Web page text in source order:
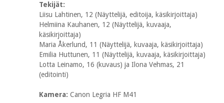
Tekijät:
Liisu Lahtinen, 12 (Näyttelijä, editoija, käsikirjoittaja)
Helmiina Kauhanen, 12 (Näyttelijä, kuvaaja,
käsikirjoittaja)
Maria Åkerlund, 11 (Näyttelijä, kuvaaja, käsikirjoittaja)
Emilia Huttunen, 11 (Näyttelijä, kuvaaja, käsikirjoittaja)
Lotta Leinamo, 16 (kuvaus) ja Ilona Vehmas, 21
(editointi)
Kamera: Canon Legria HF M41